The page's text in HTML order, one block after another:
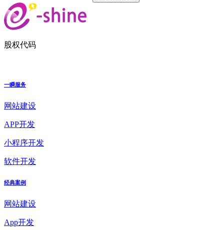
股权代码
一瞬服务
网站建设
APP开发
小程序开发
软件开发
经典案例
网站建设
App开发